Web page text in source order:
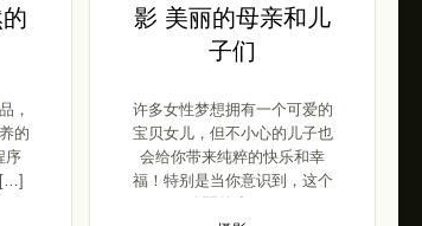
，
的
序
[…]
影 美丽的母亲和儿
子们
许多女性梦想拥有一个可爱的
宝贝女儿，但不小心的儿子也
会给你带来纯粹的快乐和幸
福！特别是当你意识到，这个